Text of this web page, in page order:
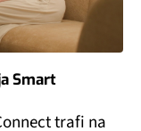
Smart
trafi na